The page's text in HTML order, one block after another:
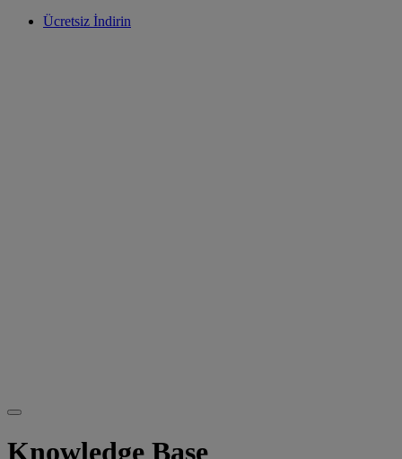
Ücretsiz İndirin
Knowledge Base